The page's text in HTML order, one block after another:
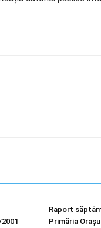
Raport
Primăria